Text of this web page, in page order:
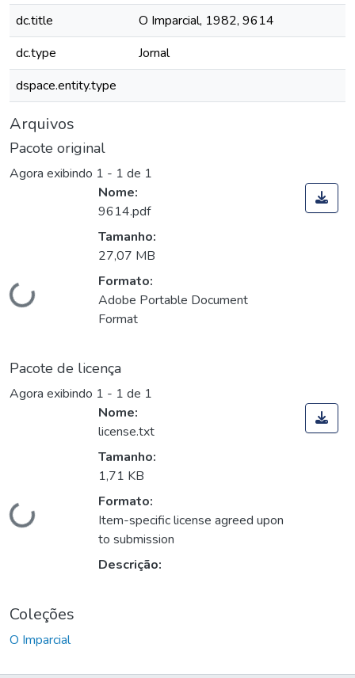
dc.title
O Imparcial, 1982, 9614
dc.type
Jornal
dspace.entity.type
Arquivos
Pacote original
Agora exibindo 1 - 1 de 1
Carregando...
Nome:
9614.pdf
Tamanho:
27,07 MB
Formato:
Adobe Portable Document
Format
Pacote de licença
Agora exibindo 1 - 1 de 1
Carregando...
Nome:
license.txt
Tamanho:
1,71 KB
Formato:
Item-specific license agreed upon
to submission
Descrição:
Coleções
O Imparcial